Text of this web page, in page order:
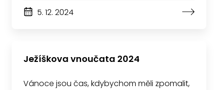
5. 12. 2024
Ježíškova vnoučata 2024
Vánoce jsou čas, kdybychom měli zpomalit,